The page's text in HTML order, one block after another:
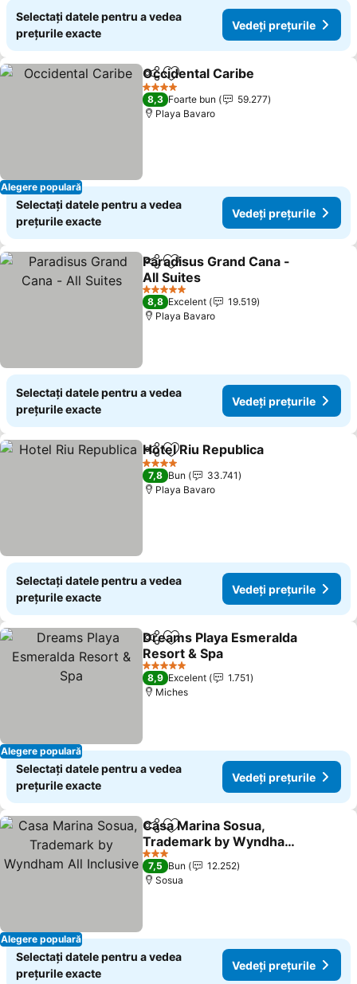
Selectați datele pentru a vedea
prețurile exacte
Vedeți prețurile
Alegere populară
DistribuițiAdăugaţi la favorite
Occidental Caribe
4 Stele
8,3 Foarte bun
59.277
Playa Bavaro
Selectați datele pentru a vedea
prețurile exacte
Vedeți prețurile
DistribuițiAdăugaţi la favorite
Paradisus Grand Cana -
All Suites
Vedeți prețurile
5 Stele
8,8 Excelent
19.519
Playa Bavaro
Selectați datele pentru a vedea
prețurile exacte
Vedeți prețurile
DistribuițiAdăugaţi la favorite
Hotel Riu Republica
4 Stele
7,8 Bun
33.741
Playa Bavaro
Selectați datele pentru a vedea
prețurile exacte
Vedeți prețurile
Alegere populară
DistribuițiAdăugaţi la favorite
Dreams Playa Esmeralda
Resort & Spa
Vedeți prețurile
5 Stele
8,9 Excelent
1.751
Miches
Selectați datele pentru a vedea
prețurile exacte
Vedeți prețurile
Alegere populară
DistribuițiAdăugaţi la favorite
Casa Marina Sosua,
Trademark by Wyndham
All Inclusive
Vedeți prețurile
3 Stele
7,5 Bun
12.252
Sosua
Selectați datele pentru a vedea
prețurile exacte
Vedeți prețurile